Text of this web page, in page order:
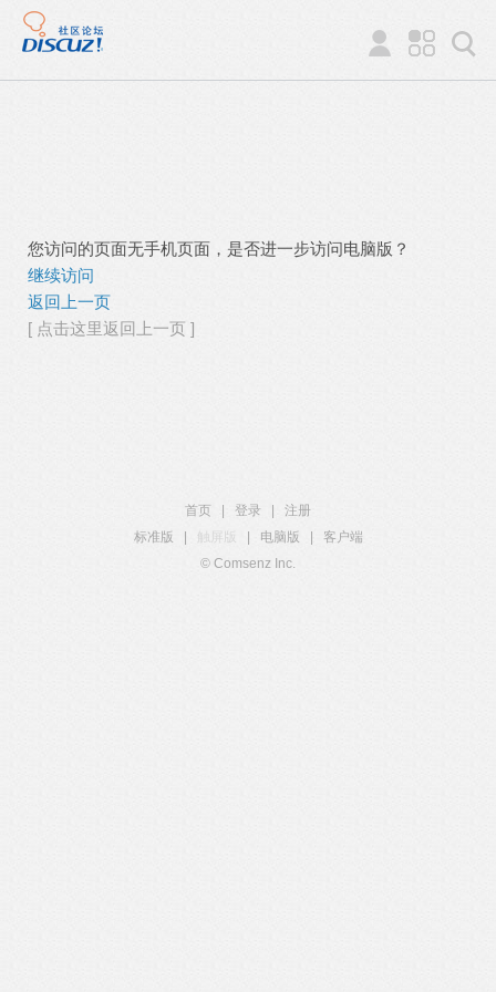
您访问的页面无手机页面，是否进一步访问电脑版？
继续访问
返回上一页
[ 点击这里返回上一页 ]
首页 登录
注册
标准版
触屏版 电脑版
客户端
© Comsenz Inc.